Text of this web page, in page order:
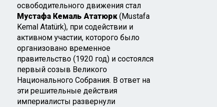
освободительного движения стал
Мустафа Кемаль Ататюрк(Mustafa
Kemal Atatürk), при содействии и
активном участии, которого было
организовано временное
правительство (1920 год) и состоялся
первый созыв Великого
Национального Собрания. В ответ на
эти решительные действия
империалисты развернули